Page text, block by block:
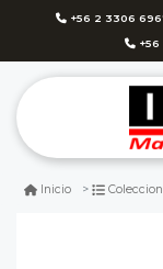
+56 2 3306
Inicio